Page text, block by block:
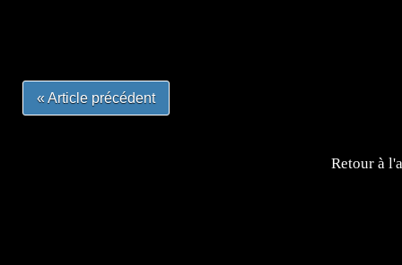
« Article précédent
Retour à